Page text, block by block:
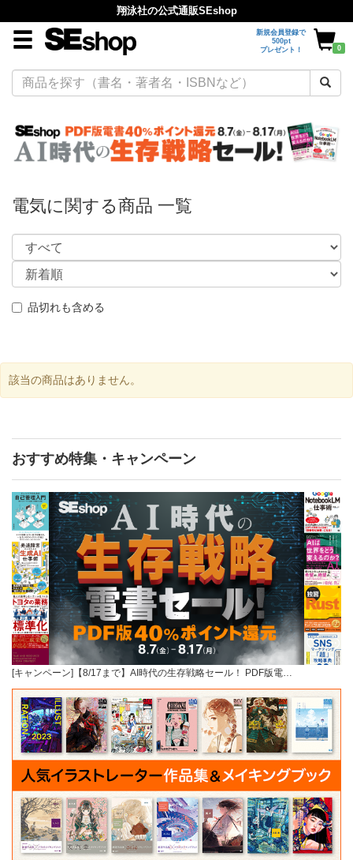
翔泳社の公式通販SEshop
新規会員登録で
500pt
プレゼント！
0
電気に関する商品 一覧
品切れも含める
該当の商品はありません。
おすすめ特集・キャンペーン
[キャンペーン]【8/17まで】AI時代の生存戦略セール！ PDF版電…